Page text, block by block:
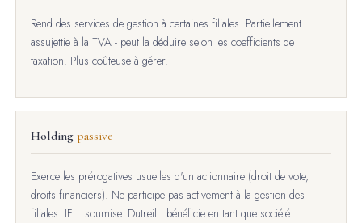
Rend des services de gestion à certaines filiales. Partiellement
assujettie à la TVA - peut la déduire selon les coefficients de
taxation. Plus coûteuse à gérer.
Holding passive
Exerce les prérogatives usuelles d'un actionnaire (droit de vote,
droits financiers). Ne participe pas activement à la gestion des
filiales. IFI : soumise. Dutreil : bénéficie en tant que société